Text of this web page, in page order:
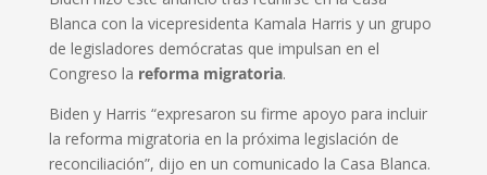
Blanca con la vicepresidenta Kamala Harris y un grupo
de legisladores demócratas que impulsan en el
Congreso la reforma migratoria.
Biden y Harris “expresaron su firme apoyo para incluir
la reforma migratoria en la próxima legislación de
reconciliación”, dijo en un comunicado la Casa Blanca.